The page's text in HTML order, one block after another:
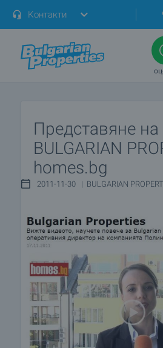
Контакти
Представяне на
BULGARIAN
homes.bg
2011-11-30 | BULGARIAN